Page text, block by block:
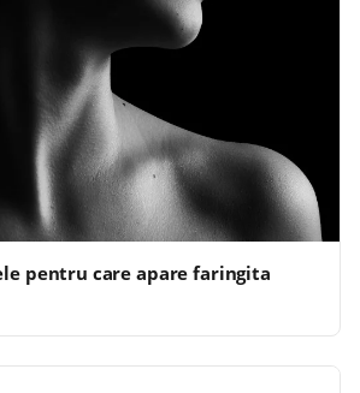
pentru care apare faringita